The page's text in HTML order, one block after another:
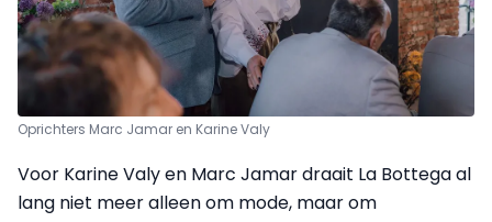
Oprichters Marc Jamar en Karine Valy
Voor Karine Valy en Marc Jamar draait La Bottega al
lang niet meer alleen om mode, maar om